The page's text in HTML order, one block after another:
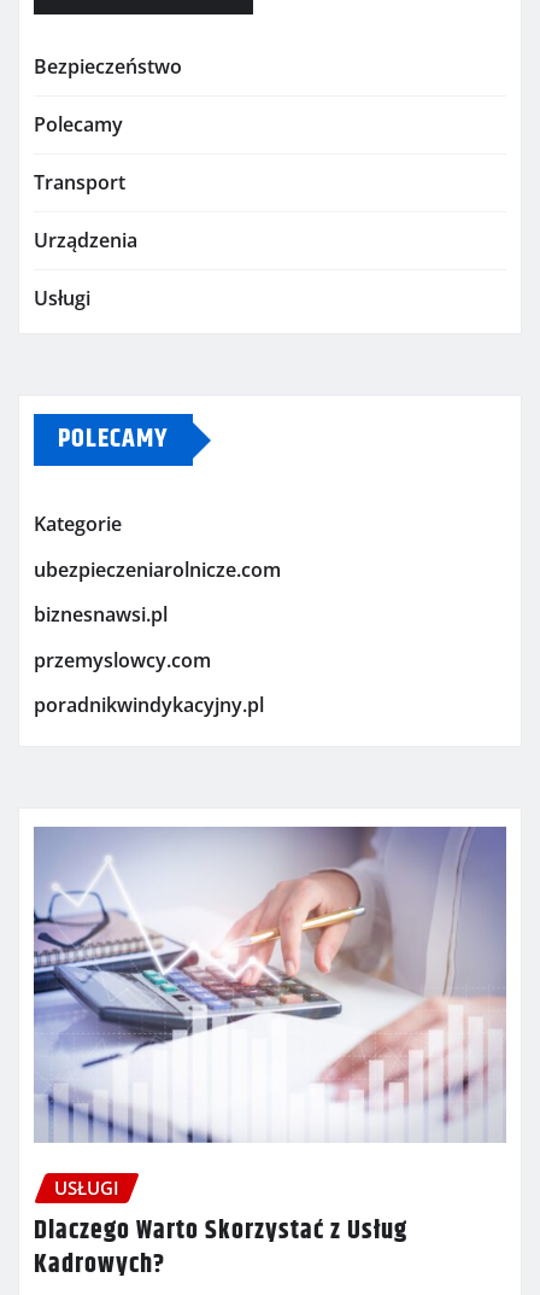
Bezpieczeństwo
Polecamy
Transport
Urządzenia
Usługi
POLECAMY
Kategorie
ubezpieczeniarolnicze.com
biznesnawsi.pl
przemyslowcy.com
poradnikwindykacyjny.pl
USŁUGI
Dlaczego Warto Skorzystać z Usług
Kadrowych?